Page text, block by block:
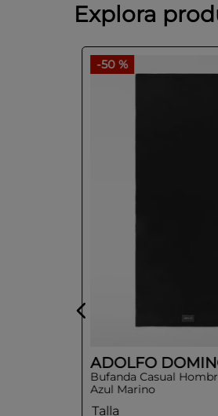
Explora
-50 %
ADOLFO
Bufanda Casual
Azul Marino
Talla